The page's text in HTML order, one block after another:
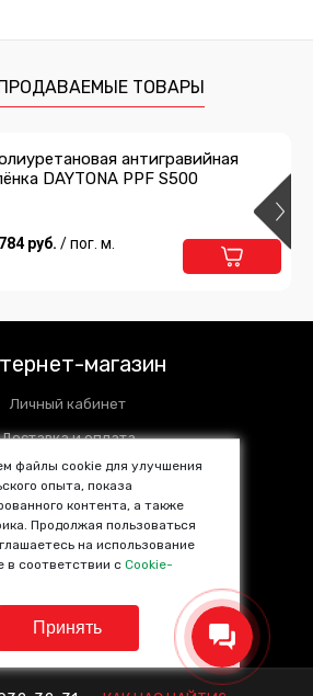
ТОВАРЫ
антигравийная
DAYTONA PPF S500
руб. / пог. м.
магазин
Личный кабинет
Доставка и оплата
центры
Контакты
SALE %
Популярные товары
файлы cookie для улучшения
опыта, показа
контента, а также
Продолжая пользоваться
на использование
в соответствии сCookie-
Принять